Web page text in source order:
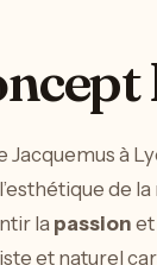
Jacquemus à
de
la passion et
et naturel